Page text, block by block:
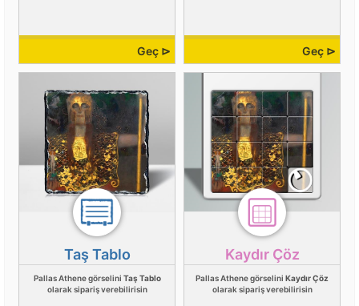
Geç ⊳ Geç ⊳
Taş Tablo
Pallas Athene görselini Taş Tablo
olarak sipariş verebilirisin
Kaydır Çöz
Pallas Athene görselini Kaydır Çöz
olarak sipariş verebilirisin